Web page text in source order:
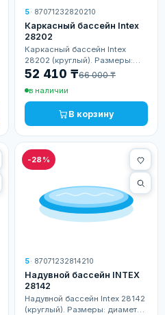
5· 87071232820210
Каркасный бассейн Intex
28202
Каркасный бассейн Intex
28202 (круглый). Размеры:
диаметр 305 см, высота 76
Объём воды: 4 485 л (~4.5
куб). В комплекте:…
52 410 ₸66 000 ₸
в наличии
В корзину
-28%
5· 87071232814210
Надувной бассейн INTEX
28142
Надувной бассейн Intex 28142
(круглый). Размеры: диаметр